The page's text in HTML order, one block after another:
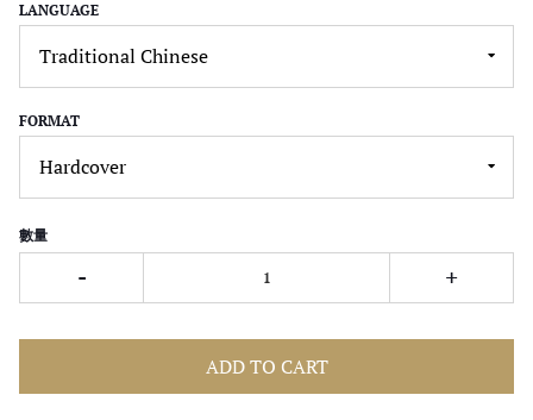
LANGUAGE
FORMAT
數量
- +
ADD TO CART